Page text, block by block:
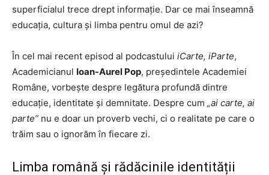
superficialul trece drept informație. Dar ce mai înseamnă
educația, cultura și limba pentru omul de azi?
În cel mai recent episod al podcastului iCarte, iParte,
Academicianul Ioan-Aurel Pop, președintele Academiei
Române, vorbește despre legătura profundă dintre
educație, identitate și demnitate. Despre cum „ai carte, ai
parte” nu e doar un proverb vechi, ci o realitate pe care o
trăim sau o ignorăm în fiecare zi.
Limba română și rădăcinile identității